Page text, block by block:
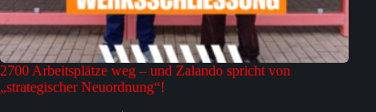
2700 Arbeitsplätze weg – und Zalando spricht von
„strategischer Neuordnung“!